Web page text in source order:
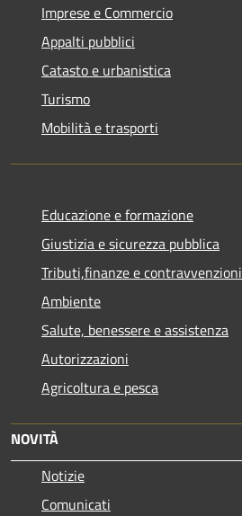
Imprese e Commercio
Appalti pubblici
Catasto e urbanistica
Turismo
Mobilità e trasporti
Educazione e formazione
Giustizia e sicurezza pubblica
Tributi,finanze e contravvenzioni
Ambiente
Salute, benessere e assistenza
Autorizzazioni
Agricoltura e pesca
NOVITÀ
Notizie
Comunicati